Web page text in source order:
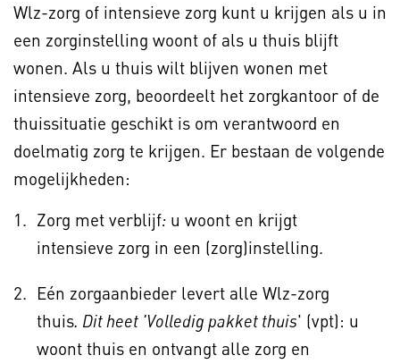
Wlz-zorg of intensieve zorg kunt u krijgen als u in
een zorginstelling woont of als u thuis blijft
wonen. Als u thuis wilt blijven wonen met
intensieve zorg, beoordeelt het zorgkantoor of de
thuissituatie geschikt is om verantwoord en
doelmatig zorg te krijgen. Er bestaan de volgende
mogelijkheden:
Zorg met verblijf: u woont en krijgt
intensieve zorg in een (zorg)instelling.
Eén zorgaanbieder levert alle Wlz-zorg
thuis. Dit heet 'Volledig pakket thuis' (vpt): u
woont thuis en ontvangt alle zorg en